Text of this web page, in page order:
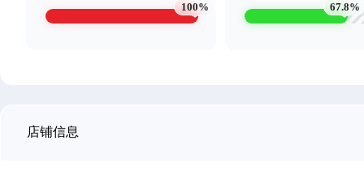
100% 67.8%
店铺信息